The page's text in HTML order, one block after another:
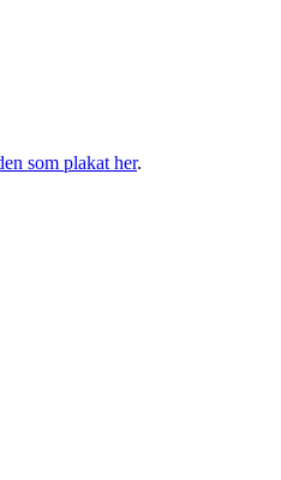
som plakat her.